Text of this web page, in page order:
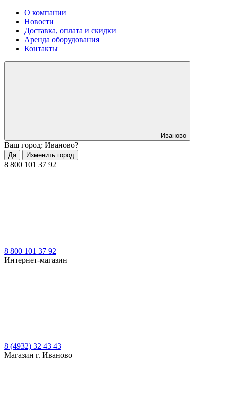
О компании
Новости
Доставка, оплата и скидки
Аренда оборудования
Контакты
Иваново
Ваш город: Иваново?
Да Изменить город
8 800 101 37 92
8 800 101 37 92
Интернет-магазин
8 (4932) 32 43 43
Магазин г. Иваново